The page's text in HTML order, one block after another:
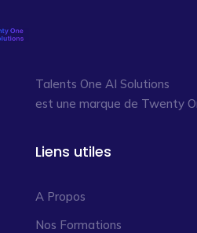
Talents One AI Solutions
est une marque de Twenty
Liens utiles
A Propos
Nos Formations